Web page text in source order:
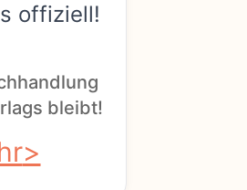
offiziell!
bleibt!